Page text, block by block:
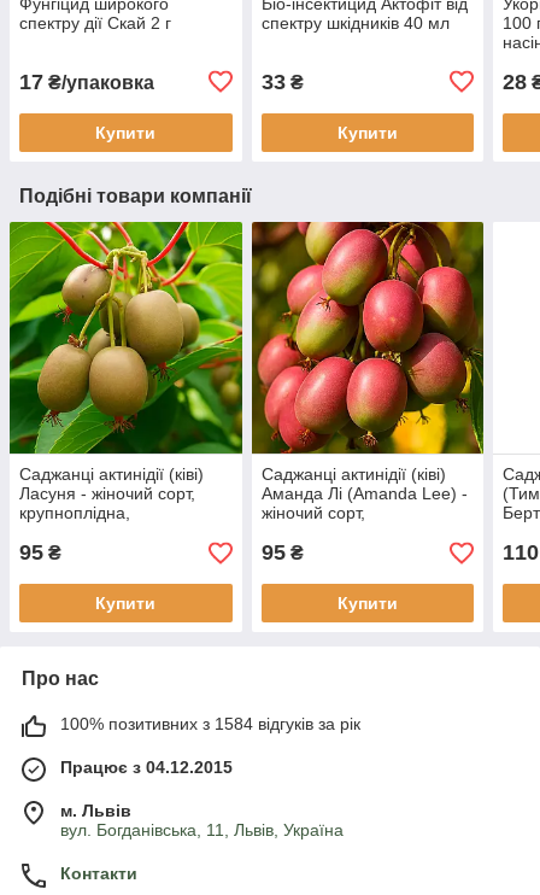
спектру дії Скай 2 г
17 ₴/упаковка
Купити
спектру шкідників 40 мл
33₴
Купити
100
28
Подібні товари компанії
Саджанці актинідії (ківі)
Ласуня - жіночий сорт,
крупноплідна,
95 ₴
Купити
Саджанці актинідії (ківі)
Аманда Лі (Аmanda Lee) -
жіночий сорт,
морозостійка P9
95₴
Купити
110
Про нас
100% позитивних з 1584 відгуків за рік
Працює з 04.12.2015
м. Львів
вул. Богданівська, 11, Львів, Україна
Контакти